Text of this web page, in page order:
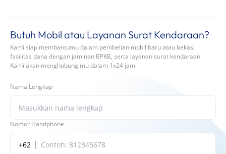
Butuh Mobil atau Layanan Surat Kendaraan?
Kami siap membantumu dalam pembelian mobil baru atau bekas,
fasilitas dana dengan jaminan BPKB, serta layanan surat kendaraan.
Kami akan menghubungimu dalam 1x24 jam.
Nama Lengkap
Nomor Handphone
+62